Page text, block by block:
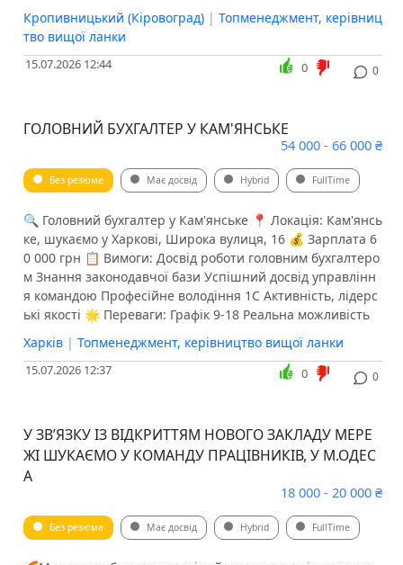
Кропивницький (Кіровоград) | Топменеджмент, керівниц
тво вищої ланки
15.07.2026 12:44 0
0
ГОЛОВНИЙ БУХГАЛТЕР У КАМ'ЯНСЬКЕ
54 000 - 66 000 ₴
Без резюме Має досвід Hybrid FullTime
🔍 Головний бухгалтер у Кам'янське 📍 Локація: Кам'янсь
ке, шукаємо у Харкові, Широка вулиця, 16 💰 Зарплата 6
0 000 грн 📋 Вимоги: Досвід роботи головним бухгалтеро
м Знання законодавчої бази Успішний досвід управлінн
я командою Професійне володіння 1С Активність, лідерс
ькі якості 🌟 Переваги: Графік 9-18 Реальна можливість
Харків | Топменеджмент, керівництво вищої ланки
15.07.2026 12:37 0
0
У ЗВʼЯЗКУ ІЗ ВІДКРИТТЯМ НОВОГО ЗАКЛАДУ МЕРЕ
ЖІ ШУКАЄМО У КОМАНДУ ПРАЦІВНИКІВ, У М.ОДЕС
А
18 000 - 20 000 ₴
Без резюме Має досвід Hybrid FullTime